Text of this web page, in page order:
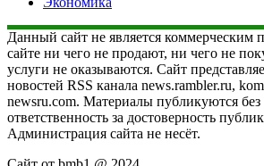
Данный сайт не является коммерческим
сайте ни чего не продают, ни чего не
услуги не оказываются. Сайт
новостей RSS канала news.rambler.ru,
newsru.com. Материалы публикуются без
ответственность за достоверность
Администрация сайта не несёт.